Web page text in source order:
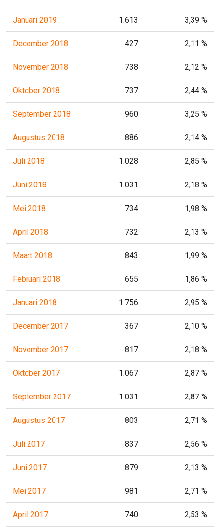
Januari 2019 1.613 3,39 %
December 2018 427 2,11 %
November 2018 738 2,12 %
Oktober 2018 737 2,44 %
September 2018 960 3,25 %
Augustus 2018 886 2,14 %
Juli 2018 1.028 2,85 %
Juni 2018 1.031 2,18 %
Mei 2018 734 1,98 %
April 2018 732 2,13 %
Maart 2018 843 1,99 %
Februari 2018 655 1,86 %
Januari 2018 1.756 2,95 %
December 2017 367 2,10 %
November 2017 817 2,18 %
Oktober 2017 1.067 2,87 %
September 2017 1.031 2,87 %
Augustus 2017 803 2,71 %
Juli 2017 837 2,56 %
Juni 2017 879 2,13 %
Mei 2017 981 2,71 %
April 2017 740 2,53 %